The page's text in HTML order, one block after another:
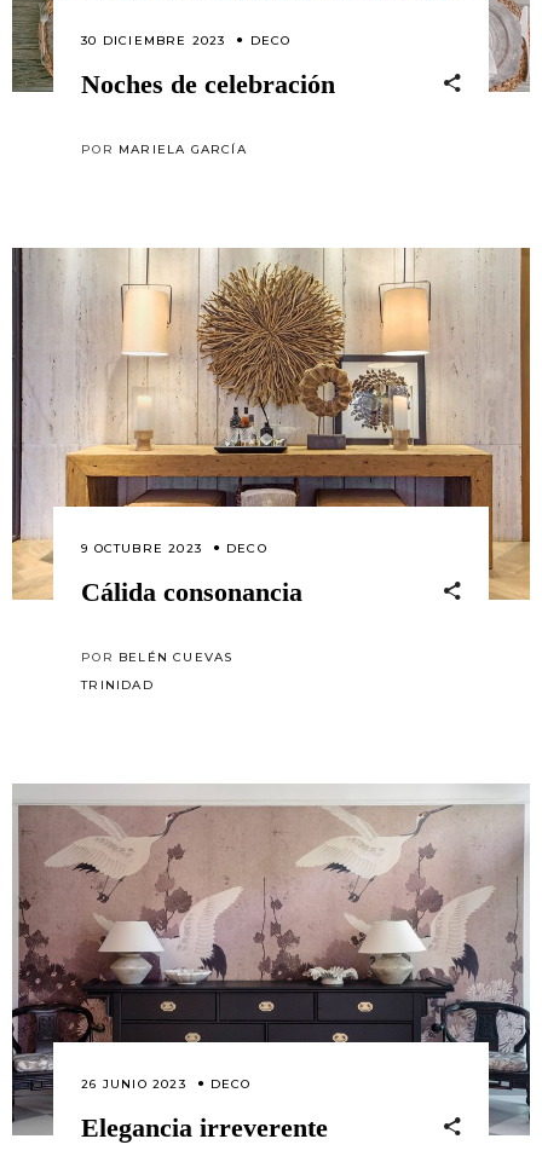
30 DICIEMBRE 2023 DECO
Noches de celebración
POR MARIELA GARCÍA
9 OCTUBRE 2023 DECO
Cálida consonancia
POR BELÉN CUEVAS
TRINIDAD
26 JUNIO 2023 DECO
Elegancia irreverente